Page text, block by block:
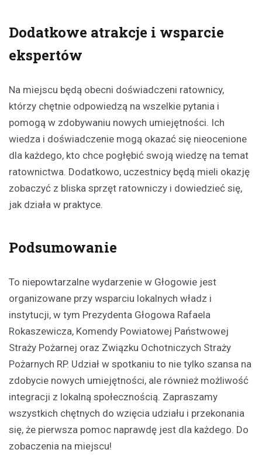
Dodatkowe atrakcje i wsparcie
ekspertów
Na miejscu będą obecni doświadczeni ratownicy,
którzy chętnie odpowiedzą na wszelkie pytania i
pomogą w zdobywaniu nowych umiejętności. Ich
wiedza i doświadczenie mogą okazać się nieocenione
dla każdego, kto chce pogłębić swoją wiedzę na temat
ratownictwa. Dodatkowo, uczestnicy będą mieli okazję
zobaczyć z bliska sprzęt ratowniczy i dowiedzieć się,
jak działa w praktyce.
Podsumowanie
To niepowtarzalne wydarzenie w Głogowie jest
organizowane przy wsparciu lokalnych władz i
instytucji, w tym Prezydenta Głogowa Rafaela
Rokaszewicza, Komendy Powiatowej Państwowej
Straży Pożarnej oraz Związku Ochotniczych Straży
Pożarnych RP. Udział w spotkaniu to nie tylko szansa na
zdobycie nowych umiejętności, ale również możliwość
integracji z lokalną społecznością. Zapraszamy
wszystkich chętnych do wzięcia udziału i przekonania
się, że pierwsza pomoc naprawdę jest dla każdego. Do
zobaczenia na miejscu!